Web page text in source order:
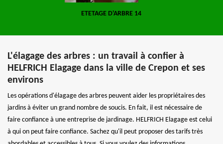
ETETAGE D'ARBRE 14
L'élagage des arbres : un travail à confier à
HELFRICH Elagage dans la ville de Crepon et ses
environs
Les opérations d'élagage des arbres peuvent aider les propriétaires des
jardins à éviter un grand nombre de soucis. En fait, il est nécessaire de
faire confiance à une entreprise de jardinage. HELFRICH Elagage est celui
à qui on peut faire confiance. Sachez qu'il peut proposer des tarifs très